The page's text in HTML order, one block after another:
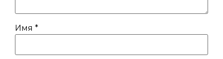
Имя *